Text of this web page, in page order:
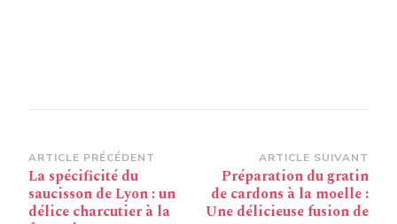
Navigation
d’article
ARTICLE PRÉCÉDENT
La spécificité du
saucisson de Lyon : un
délice charcutier à la
ARTICLE SUIVANT
Préparation du gratin
de cardons à la moelle :
Une délicieuse fusion de